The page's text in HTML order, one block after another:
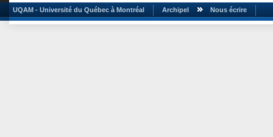
UQAM - Université du Québec à Montréal Archipel Nous écrire